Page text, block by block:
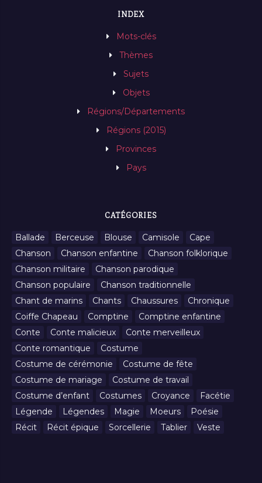
INDEX
Mots-clés
Thèmes
Sujets
Objets
Régions/Départements
Régions (2015)
Provinces
Pays
CATÉGORIES
Ballade Berceuse Blouse Camisole
Cape
Chanson
Chanson enfantine
Chanson folklorique
Chanson militaire
Chanson parodique
Chanson populaire
Chanson traditionnelle
Chant de marins
Chants Chaussures
Chronique
Coiffe Chapeau
Comptine
Comptine enfantine
Conte
Conte malicieux
Conte merveilleux
Conte romantique
Costume
Costume de cérémonie
Costume de fête
Costume de mariage
Costume de travail
Costume d’enfant
Costumes Croyance
Facétie
Légende
Légendes Magie Moeurs
Poésie
Récit
Récit épique Sorcellerie Tablier Veste